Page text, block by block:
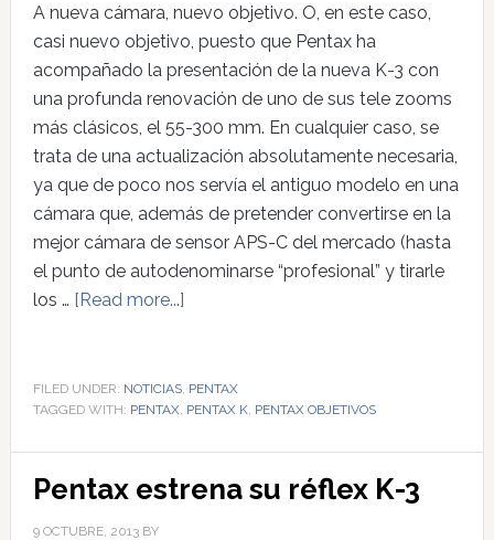
A nueva cámara, nuevo objetivo. O, en este caso,
casi nuevo objetivo, puesto que Pentax ha
acompañado la presentación de la nueva K-3 con
una profunda renovación de uno de sus tele zooms
más clásicos, el 55-300 mm. En cualquier caso, se
trata de una actualización absolutamente necesaria,
ya que de poco nos servía el antiguo modelo en una
cámara que, además de pretender convertirse en la
mejor cámara de sensor APS-C del mercado (hasta
el punto de autodenominarse “profesional” y tirarle
los … [Read more...]
FILED UNDER: NOTICIAS, PENTAX
TAGGED WITH: PENTAX, PENTAX K, PENTAX OBJETIVOS
Pentax estrena su réflex K-3
9 OCTUBRE, 2013BY